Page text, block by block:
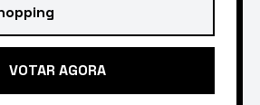
VOTAR AGORA